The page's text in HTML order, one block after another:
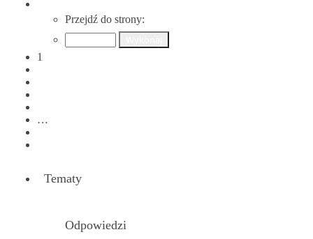
Przejdź do strony:
1
…
Tematy
Odpowiedzi